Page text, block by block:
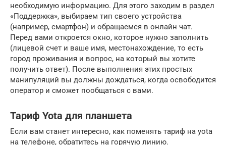
необходимую информацию. Для этого заходим в раздел
«Поддержка», выбираем тип своего устройства
(например, смартфон) и обращаемся в онлайн чат.
Перед вами откроется окно, которое нужно заполнить
(лицевой счет и ваше имя, местонахождение, то есть
город проживания и вопрос, на который вы хотите
получить ответ). После выполнения этих простых
манипуляций вы должны дождаться, когда освободится
оператор и сможет пообщаться с вами.
Тариф Yota для планшета
Если вам станет интересно, как поменять тариф на yota
на телефоне, обратитесь на горячую линию.